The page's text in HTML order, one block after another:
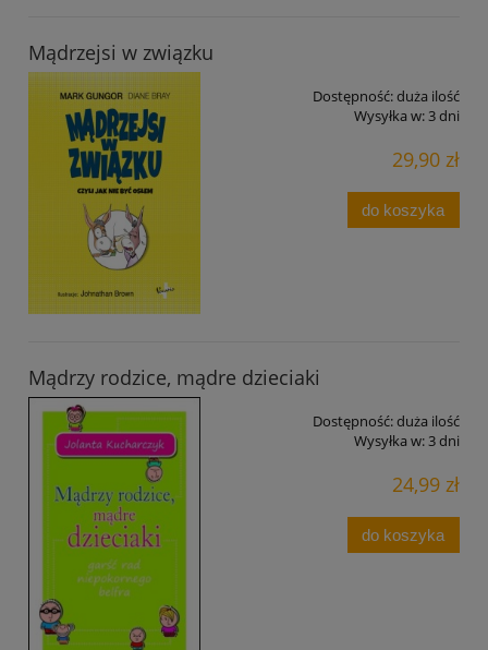
Mądrzejsi w związku
Dostępność:duża ilość
Wysyłka w:3 dni
29,90 zł
do koszyka
Mądrzy rodzice, mądre dzieciaki
Dostępność:duża ilość
Wysyłka w:3 dni
24,99 zł
do koszyka